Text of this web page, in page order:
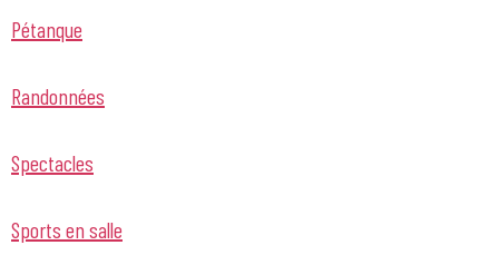
Pétanque
Randonnées
Spectacles
Sports en salle